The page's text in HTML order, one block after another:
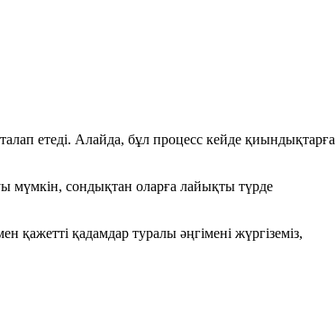
етеді. Алайда, бұл процесс кейде қиындықтарға
мүмкін, сондықтан оларға лайықты түрде
қадамдар туралы әңгімені жүргіземіз,